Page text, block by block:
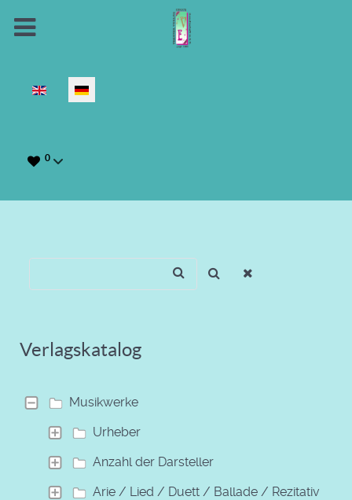
Sprache auswählen
0
Verlagskatalog
Musikwerke
Urheber
Anzahl der Darsteller
Arie / Lied / Duett / Ballade / Rezitativ